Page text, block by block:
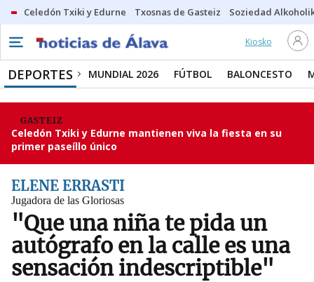
Celedón Txiki y Edurne Txosnas de Gasteiz Soziedad
Kiosko
DEPORTES MUNDIAL 2026 FÚTBOL BALONCESTO
GASTEIZ
Celedón Txiki y Edurne mantienen viva la fiesta en su
primer paseíllo único
ELENE ERRASTI
Jugadora de las Gloriosas
"Que una niña te pida un
autógrafo en la calle es una
sensación indescriptible"